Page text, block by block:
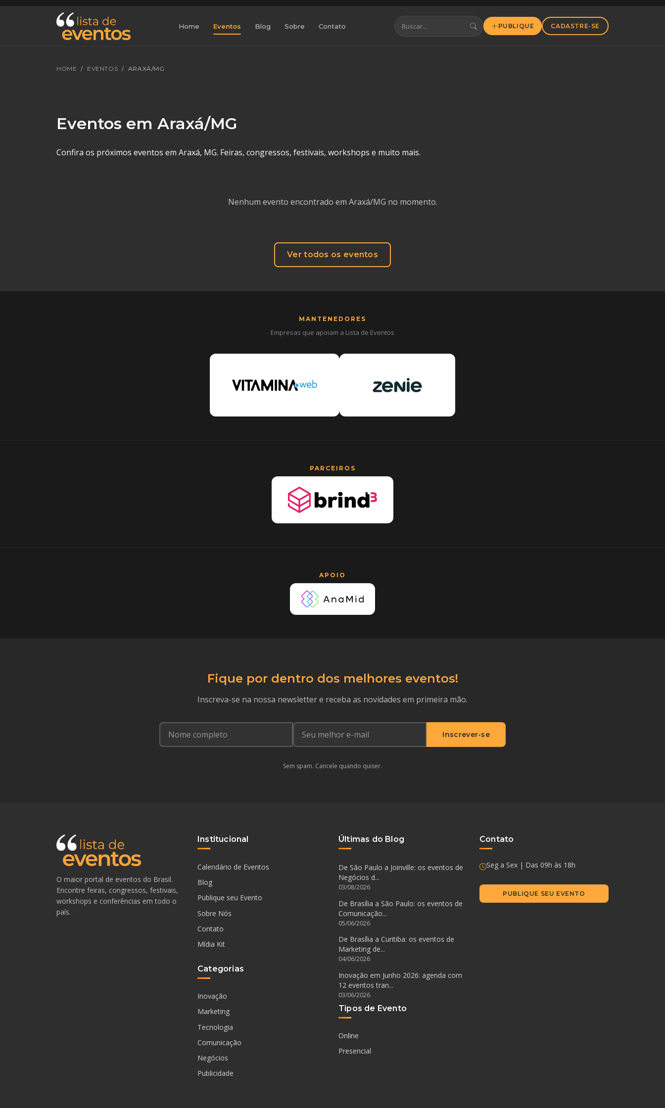
Home Eventos Blog Sobre Contato PUBLIQUE CADASTRE-SE
HOME EVENTOS ARAXÁ/MG
Eventos em Araxá/MG
Confira os próximos eventos em Araxá, MG. Feiras, congressos, festivais, workshops e muito mais.
Nenhum evento encontrado em Araxá/MG no momento.
Ver todos os eventos
MANTENEDORES
Empresas que apoiam a Lista de Eventos
PARCEIROS
APOIO
Fique por dentro dos melhores eventos!
Inscreva-se na nossa newsletter e receba as novidades em primeira mão.
Inscrever-se
Sem spam. Cancele quando quiser.
O maior portal de eventos do Brasil.
Encontre feiras, congressos, festivais,
workshops e conferências em todo o
país.
Institucional
Calendário de Eventos
Blog
Publique seu Evento
Sobre Nós
Contato
Mídia Kit
Categorias
Inovação
Marketing
Tecnologia
Comunicação
Negócios
Publicidade
Últimas do Blog
De São Paulo a Joinville: os eventos de
Negócios d...
03/08/2026
De Brasília a São Paulo: os eventos de
Comunicação...
05/06/2026
De Brasília a Curitiba: os eventos de
Marketing de...
04/06/2026
Inovação em Junho 2026: agenda com
12 eventos tran...
03/06/2026
Tipos de Evento
Online
Presencial
Contato
Seg a Sex | Das 09h às 18h
PUBLIQUE SEU EVENTO